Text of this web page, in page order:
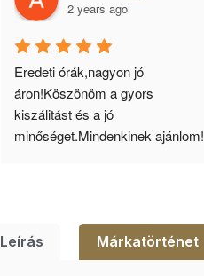
2 years ago
Eredeti órák,nagyon jó
áron!Köszönöm a gyors
kiszálitást és a jó
minőséget.Mindenkinek ajánlom!
Leírás Márkatörténet